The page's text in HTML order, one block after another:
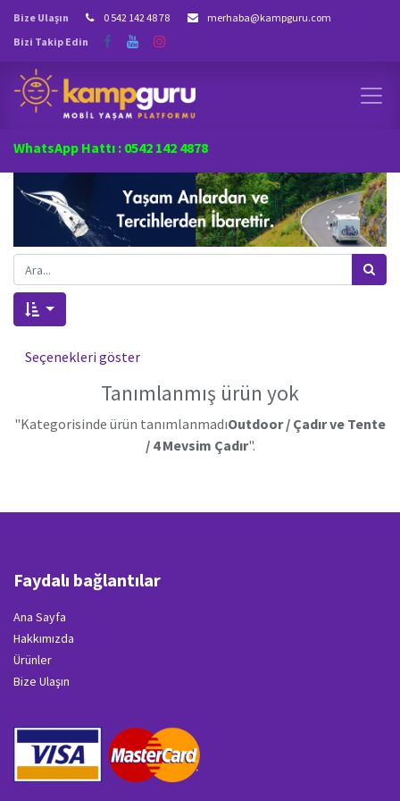
Bize Ulaşın 0 542 142 48 78
merhaba@kampguru.com
Bizi Takip Edin
WhatsApp Hattı : 0542 142 4878
Seçenekleri göster
Tanımlanmış ürün yok
"Kategorisinde ürün tanımlanmadıOutdoor / Çadır ve Tente
/ 4 Mevsim Çadır".
Faydalı bağlantılar
Ana Sayfa
Hakkımızda
Ürünler
Bize Ulaşın